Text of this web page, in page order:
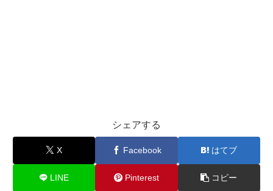
シェアする
X Facebook はてブ
LINE Pinterest コピー